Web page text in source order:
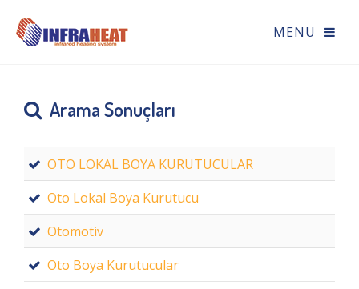
Arama Sonuçları
OTO LOKAL BOYA KURUTUCULAR
Oto Lokal Boya Kurutucu
Otomotiv
Oto Boya Kurutucular